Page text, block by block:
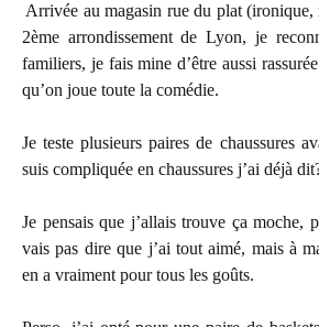
Arrivée au magasin rue du plat (ironique,
2ème arrondissement de Lyon, je
familiers, je fais mine d’être aussi
qu’on joue toute la comédie.
Je teste plusieurs paires de chaussures
suis compliquée en chaussures j’ai déjà
Je pensais que j’allais trouve ça moche,
vais pas dire que j’ai tout aimé, mais à
en a vraiment pour tous les goûts.